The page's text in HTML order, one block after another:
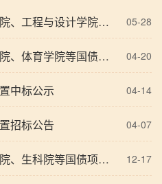
05-28
学院等国债项目验收结论公示
04-20
等国债项目验收结论公示
04-14
中标公示
04-07
招标公告
12-17
等国债项目验收结论公示